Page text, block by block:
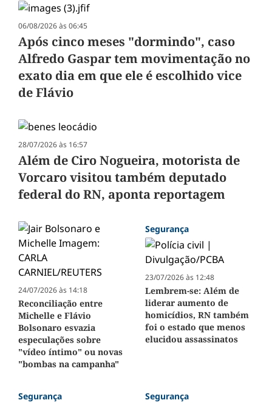
06/08/2026 às 06:45
Após cinco meses "dormindo", caso
Alfredo Gaspar tem movimentação no
exato dia em que ele é escolhido vice
de Flávio
28/07/2026 às 16:57
Além de Ciro Nogueira, motorista de
Vorcaro visitou também deputado
federal do RN, aponta reportagem
24/07/2026 às 14:18
Reconciliação entre
Michelle e Flávio
Bolsonaro esvazia
especulações sobre
"vídeo íntimo" ou novas
"bombas na campanha"
Segurança
23/07/2026 às 12:48
Lembrem-se: Além de
liderar aumento de
homicídios, RN também
foi o estado que menos
elucidou assassinatos
Segurança Segurança